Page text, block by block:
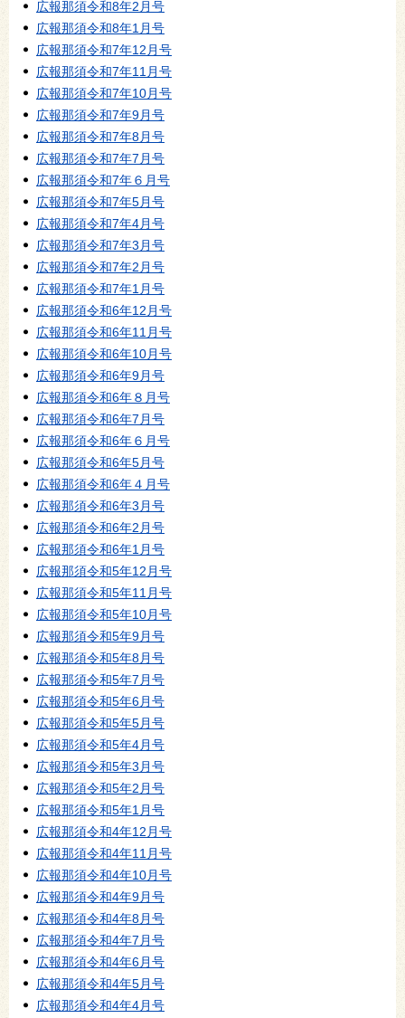
広報那須令和8年2月号
広報那須令和8年1月号
広報那須令和7年12月号
広報那須令和7年11月号
広報那須令和7年10月号
広報那須令和7年9月号
広報那須令和7年8月号
広報那須令和7年7月号
広報那須令和7年６月号
広報那須令和7年5月号
広報那須令和7年4月号
広報那須令和7年3月号
広報那須令和7年2月号
広報那須令和7年1月号
広報那須令和6年12月号
広報那須令和6年11月号
広報那須令和6年10月号
広報那須令和6年9月号
広報那須令和6年８月号
広報那須令和6年7月号
広報那須令和6年６月号
広報那須令和6年5月号
広報那須令和6年４月号
広報那須令和6年3月号
広報那須令和6年2月号
広報那須令和6年1月号
広報那須令和5年12月号
広報那須令和5年11月号
広報那須令和5年10月号
広報那須令和5年9月号
広報那須令和5年8月号
広報那須令和5年7月号
広報那須令和5年6月号
広報那須令和5年5月号
広報那須令和5年4月号
広報那須令和5年3月号
広報那須令和5年2月号
広報那須令和5年1月号
広報那須令和4年12月号
広報那須令和4年11月号
広報那須令和4年10月号
広報那須令和4年9月号
広報那須令和4年8月号
広報那須令和4年7月号
広報那須令和4年6月号
広報那須令和4年5月号
広報那須令和4年4月号